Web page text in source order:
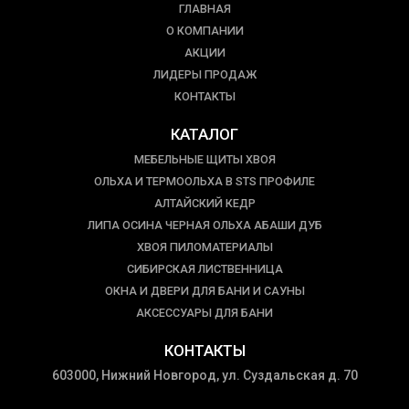
ГЛАВНАЯ
О КОМПАНИИ
АКЦИИ
ЛИДЕРЫ ПРОДАЖ
КОНТАКТЫ
КАТАЛОГ
МЕБЕЛЬНЫЕ ЩИТЫ ХВОЯ
ОЛЬХА И ТЕРМООЛЬХА В STS ПРОФИЛЕ
АЛТАЙСКИЙ КЕДР
ЛИПА ОСИНА ЧЕРНАЯ ОЛЬХА АБАШИ ДУБ
ХВОЯ ПИЛОМАТЕРИАЛЫ
СИБИРСКАЯ ЛИСТВЕННИЦА
ОКНА И ДВЕРИ ДЛЯ БАНИ И САУНЫ
АКСЕССУАРЫ ДЛЯ БАНИ
КОНТАКТЫ
603000, Нижний Новгород, ул. Суздальская д. 70